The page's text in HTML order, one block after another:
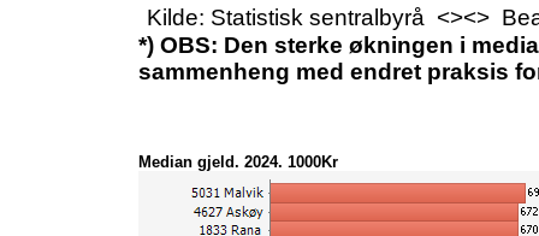
5603 Hammerfest
2024
1506 Molde
4614 Stord
2024
4001 Porsgrunn
2024
5057 Ørland
2024
3110 Hvaler
2024
4647 Sunnfjord
2024
5501 Tromsø
2024
3214 Frogn
2024
4601 Bergen
2024
1532 Giske
2024
1124 Sola
2024
1507 Ålesund
2024
1121 Time
Kilde: Statistisk sentralbyrå <><>
*) OBS: Den sterke økningen i
sammenheng med endret praksis
Median gjeld. 2024. 1000Kr